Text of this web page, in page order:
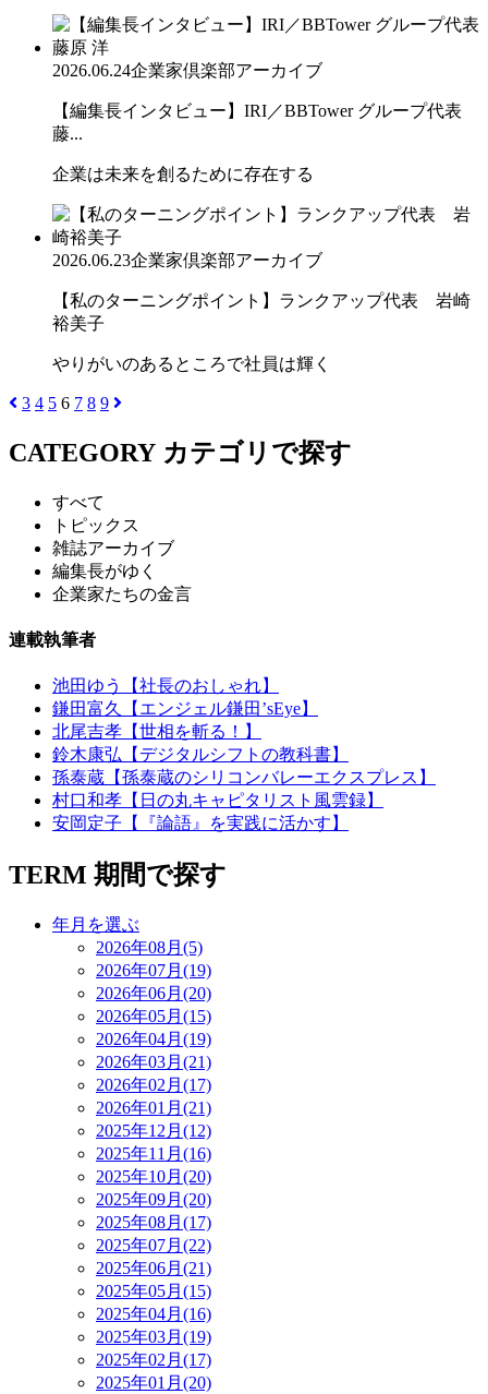
2026.06.24企業家倶楽部アーカイブ
【編集長インタビュー】IRI／BBTower グループ代表
藤...
企業は未来を創るために存在する
2026.06.23企業家倶楽部アーカイブ
【私のターニングポイント】ランクアップ代表 岩崎
裕美子
やりがいのあるところで社員は輝く
3 4 5 6 7 8 9
CATEGORY カテゴリで探す
すべて
トピックス
雑誌アーカイブ
編集長がゆく
企業家たちの金言
連載執筆者
池田ゆう【社長のおしゃれ】
鎌田富久【エンジェル鎌田’sEye】
北尾吉孝【世相を斬る！】
鈴木康弘【デジタルシフトの教科書】
孫泰蔵【孫泰蔵のシリコンバレーエクスプレス】
村口和孝【日の丸キャピタリスト風雲録】
安岡定子【『論語』を実践に活かす】
TERM 期間で探す
年月を選ぶ
2026年08月(5)
2026年07月(19)
2026年06月(20)
2026年05月(15)
2026年04月(19)
2026年03月(21)
2026年02月(17)
2026年01月(21)
2025年12月(12)
2025年11月(16)
2025年10月(20)
2025年09月(20)
2025年08月(17)
2025年07月(22)
2025年06月(21)
2025年05月(15)
2025年04月(16)
2025年03月(19)
2025年02月(17)
2025年01月(20)